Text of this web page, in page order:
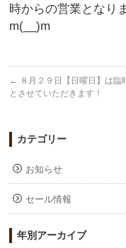
時からの営業となり
m(__)m
← ８月２９日【日曜日】は臨
とさせていただきます！
カテゴリー
お知らせ
セール情報
年別アーカイブ